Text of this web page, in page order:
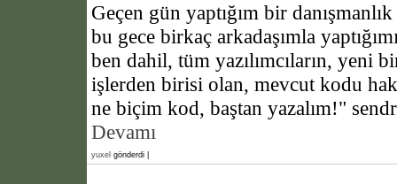
Geçen gün yaptığım bir
bu gece birkaç arkadaşımla
ben dahil, tüm yazılımcıların, yeni
işlerden birisi olan, mevcut kodu
ne biçim kod, baştan yazalım!"
Devamı
yuxel gönderdi |